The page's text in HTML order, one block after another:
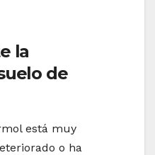
la
de
está muy
o ha